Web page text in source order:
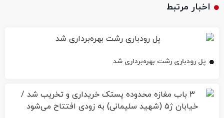
اخبار مرتبط
پل رودباری رشت بهره‌برداری شد